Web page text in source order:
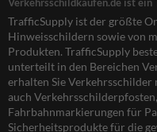
Verkehrsschildkaufen.de ist ein
TrafficSupply ist der größte
Hinweisschildern sowie von
Produkten. TrafficSupply
unterteilt in den Bereichen
erhalten Sie
auch
Fahrbahnmarkierungen für
Sicherheitsprodukte für die